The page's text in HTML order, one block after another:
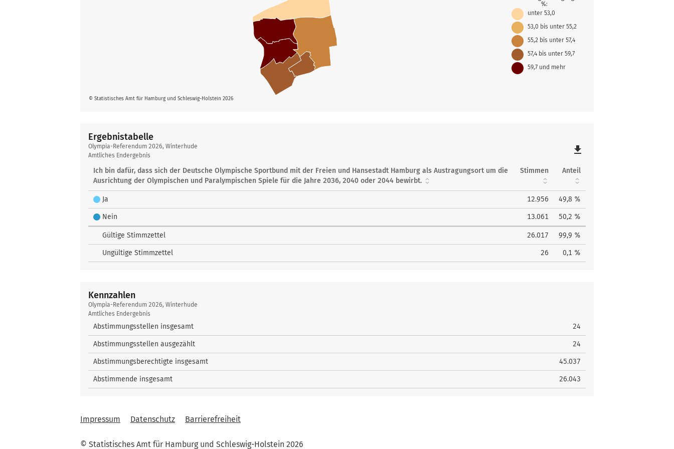
© Statistisches Amt für Hamburg und Schleswig-Holstein 2026
%:
unter 53,0
53,0 bis unter 55,2
55,2 bis unter 57,4
57,4 bis unter 59,7
59,7 und mehr
Ergebnistabelle
Ergebnistabelle
Olympia-Referendum 2026, Winterhude
Amtliches Endergebnis
file_download
Ich bin dafür, dass sich der Deutsche Olympische Sportbund mit der Freien und Hansestadt Hamburg als Austragungsort um die
Ausrichtung der Olympischen und Paralympischen Spiele für die Jahre 2036, 2040 oder 2044 bewirbt.
Stimmen Anteil
Ja 12.956 49,8 %
Nein 13.061 50,2 %
Gültige Stimmzettel 26.017 99,9 %
Ungültige Stimmzettel 26 0,1 %
Kennzahlen
Kennzahlen
Olympia-Referendum 2026, Winterhude
Amtliches Endergebnis
Abstimmungsstellen insgesamt 24
Abstimmungsstellen ausgezählt 24
Abstimmungsberechtigte insgesamt 45.037
Abstimmende insgesamt 26.043
Impressum Datenschutz Barrierefreiheit
© Statistisches Amt für Hamburg und Schleswig-Holstein 2026